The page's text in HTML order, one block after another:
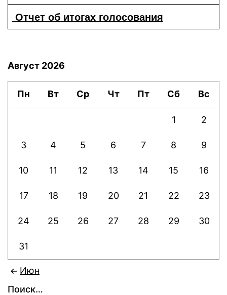
Отчет об итогах голосования
Август 2026
Пн Вт Ср Чт Пт Сб Вс
1 2
3 4 5 6 7 8 9
10 11 12 13 14 15 16
17 18 19 20 21 22 23
24 25 26 27 28 29 30
31
Июн
Поиск…